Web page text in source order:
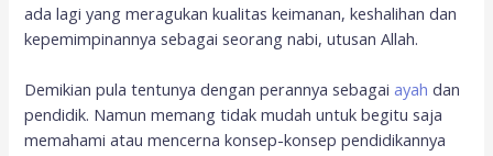
ada lagi yang meragukan kualitas keimanan, keshalihan dan
kepemimpinannya sebagai seorang nabi, utusan Allah.
Demikian pula tentunya dengan perannya sebagaiayah dan
pendidik. Namun memang tidak mudah untuk begitu saja
memahami atau mencerna konsep-konsep pendidikannya